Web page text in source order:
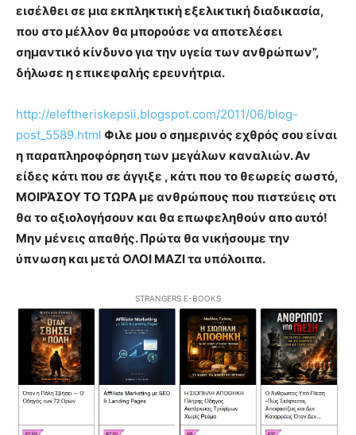
εισέλθει σε μια εκπληκτική εξελικτική διαδικασία,
που στο μέλλον θα μπορούσε να αποτελέσει
σημαντικό κίνδυνο για την υγεία των ανθρώπων”,
δήλωσε η επικεφαλής ερευνήτρια.
http://eleftheriskepsii.blogspot.com/2011/06/blog-
post_5589.html Φιλε μου ο σημερινός εχθρός σου είναι
η παραπληροφόρηση των μεγάλων καναλιών. Αν
είδες κάτι που σε άγγιξε , κάτι που το θεωρείς σωστό,
ΜΟΙΡΆΣΟΥ ΤΟ ΤΩΡΑ με ανθρώπους που πιστεύεις οτι
θα το αξιολογήσουν και θα επωφεληθούν απο αυτό!
Μην μένεις απαθής. Πρώτα θα νικήσουμε την
ύπνωση και μετά ΟΛΟΙ ΜΑΖΙ τα υπόλοιπα.
STRANGERS E-BOOKS